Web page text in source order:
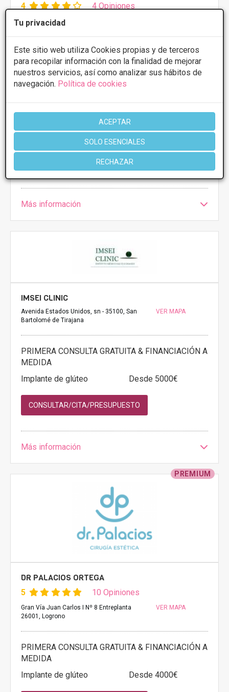
Tu privacidad
Este sitio web utiliza Cookies propias y de terceros
para recopilar información con la finalidad de mejorar
nuestros servicios, así como analizar sus hábitos de
navegación. Política de cookies
ACEPTAR
SOLO ESENCIALES
RECHAZAR
4 4 Opiniones
Avda. Gómez Laguna, 82, Zaragoza
PRIMERA CONSULTA GRATUITA & FINANCIACIÓN A
MEDIDA
Implante de glúteo
Lunes
10:00 - 20:00
10:00 - 20:00
Miércoles
10:00 - 20:00
10:00 - 20:00
Viernes
10:00 - 20:00
Más información
IMSEI CLINIC
Avenida Estados Unidos, sn - 35100, San
Bartolomé de Tirajana
VER MAPA
PRIMERA CONSULTA GRATUITA & FINANCIACIÓN A
MEDIDA
Implante de glúteo
Desde 5000€
CONSULTAR/CITA/PRESUPUESTO
Más información
PREMIUM
DR PALACIOS ORTEGA
5 10 Opiniones
Gran Vía Juan Carlos I Nº 8 Entreplanta
26001, Logrono
VER MAPA
PRIMERA CONSULTA GRATUITA & FINANCIACIÓN A
MEDIDA
Implante de glúteo
Desde 4000€